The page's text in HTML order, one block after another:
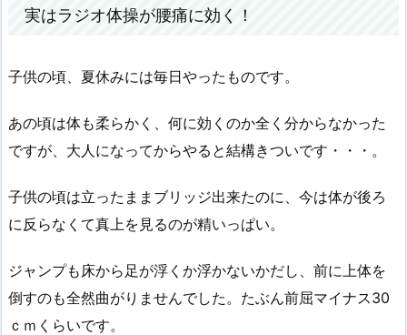
実はラジオ体操が腰痛に効く！
子供の頃、夏休みには毎日やったものです。
あの頃は体も柔らかく、何に効くのか全く分からなかった
ですが、大人になってからやると結構きついです・・・。
子供の頃は立ったままブリッジ出来たのに、今は体が後ろ
に反らなくて真上を見るのが精いっぱい。
ジャンプも床から足が浮くか浮かないかだし、前に上体を
倒すのも全然曲がりませんでした。たぶん前屈マイナス30
ｃｍくらいです。